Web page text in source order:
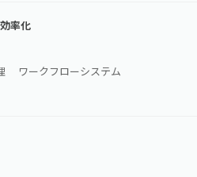
率化
ワークフローシステム